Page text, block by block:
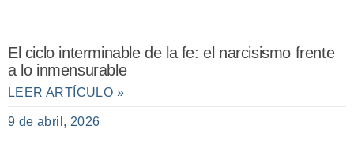
El ciclo interminable de la fe: el narcisismo frente
a lo inmensurable
LEER ARTÍCULO »
9 de abril, 2026